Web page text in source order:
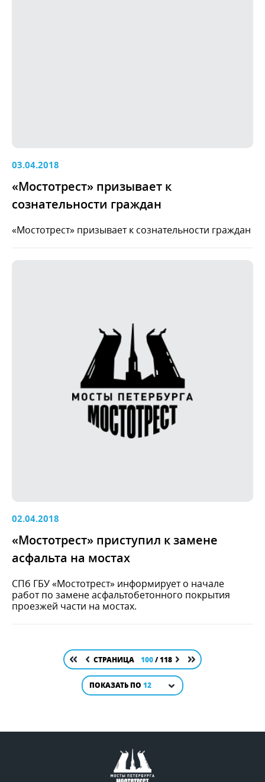
03.04.2018
«Мостотрест» призывает к
сознательности граждан
«Мостотрест» призывает к сознательности граждан
02.04.2018
«Мостотрест» приступил к замене
асфальта на мостах
СПб ГБУ «Мостотрест» информирует о начале
работ по замене асфальтобетонного покрытия
проезжей части на мостах.
СТРАНИЦА 100/ 118
ПОКАЗАТЬ ПО 12